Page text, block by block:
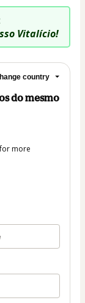
Vitalício!
country
do mesmo
more